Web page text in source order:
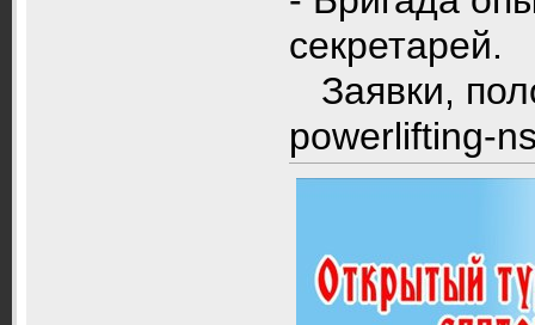
секретарей.
Заявки,
powerlifting-